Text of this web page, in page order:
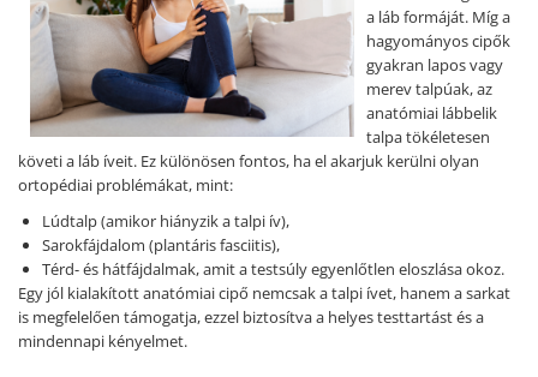
Férfi nyitott papucs
NYÁRI NŐI LÁBBELI KOLLEKCIÓ
Szandál
Papucs
NYARI FÉRFI LÁBBELI KOLLEKCIÓ
GYEREK SZANDÁL ÉS PAPUCS
STERILIZÁLHATÓ KLUMPA
TÉLI GYAPJÚ PAPUCSOK - női és
férfi
KIVEHETŐ TALPBETÉTES KLUMPA
BÜTYKÖS LÁBRA VALÓ PAPUCS
a láb formáját. Míg a
hagyományos cipők
gyakran lapos vagy
merev talpúak, az
anatómiai lábbelik
talpa tökéletesen
követi a láb íveit. Ez különösen fontos, ha el akarjuk kerülni olyan
ortopédiai problémákat, mint:
Lúdtalp (amikor hiányzik a talpi ív),
Sarokfájdalom (plantáris fasciitis),
Térd- és hátfájdalmak, amit a testsúly egyenlőtlen eloszlása okoz.
Egy jól kialakított anatómiai cipő nemcsak a talpi ívet, hanem a sarkat
is megfelelően támogatja, ezzel biztosítva a helyes testtartást és a
mindennapi kényelmet.